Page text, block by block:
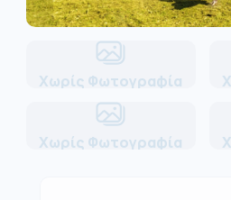
Χωρίς Φωτογραφία
Χωρίς Φωτογραφία